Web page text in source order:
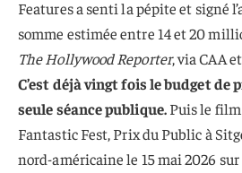
Features a senti la pépite et signé
somme estimée entre 14 et 20
The Hollywood Reporter, via CAA
C’est déjà vingt fois le budget
seule séance publique.Puis le film
Fantastic Fest, Prix du Public à
nord-américaine le 15 mai 2026 sur